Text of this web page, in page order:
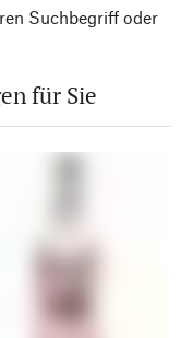
Suchbegriff oder
für Sie